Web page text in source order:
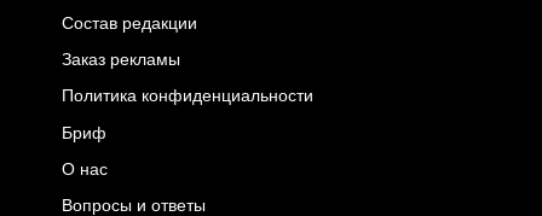
Состав редакции
Заказ рекламы
Политика конфиденциальности
Бриф
О нас
Вопросы и ответы